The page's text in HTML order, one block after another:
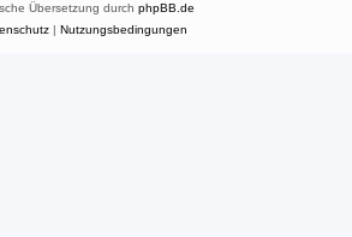
Übersetzung durch phpBB.de
| Nutzungsbedingungen